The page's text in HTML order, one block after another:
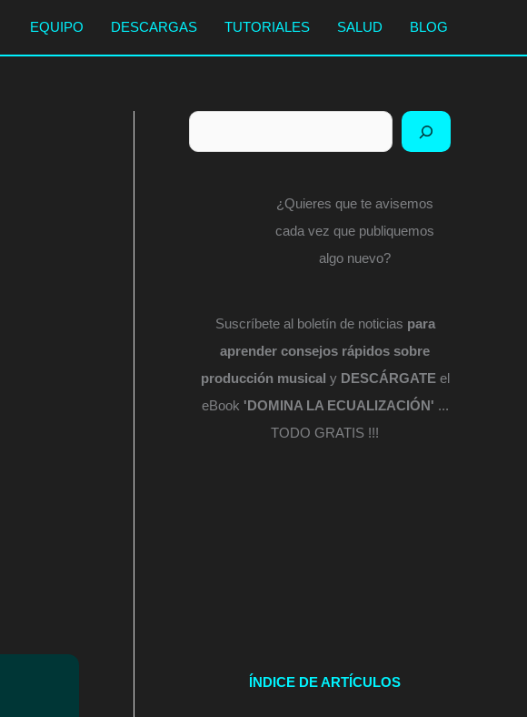
EQUIPO DESCARGAS TUTORIALES SALUD BLOG
Buscar
¿Quieres que te avisemos
cada vez que publiquemos
algo nuevo?
Suscríbete al boletín de noticias para
aprender consejos rápidos sobre
producción musical y DESCÁRGATEel
eBook 'DOMINA LA ECUALIZACIÓN' ...
TODO GRATIS !!!
ÍNDICE DE ARTÍCULOS